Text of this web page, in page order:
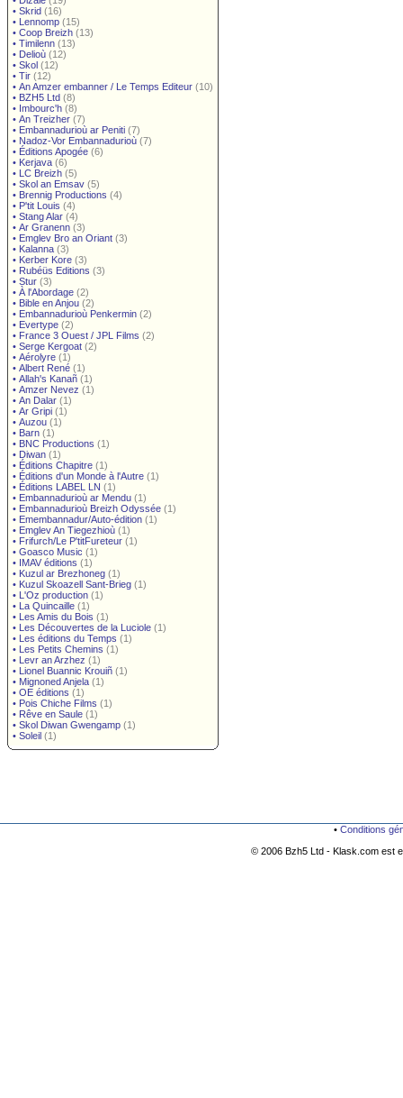
• Skrid (16)
• Lennomp (15)
• Coop Breizh (13)
• Timilenn (13)
• Delioù (12)
• Skol (12)
• Tir (12)
• An Amzer embanner / Le Temps Editeur (10)
• BZH5 Ltd (8)
• Imbourc'h (8)
• An Treizher (7)
• Embannadurioù ar Peniti (7)
• Nadoz-Vor Embannadurioù (7)
• Éditions Apogée (6)
• Kerjava (6)
• LC Breizh (5)
• Skol an Emsav (5)
• Brennig Productions (4)
• P'tit Louis (4)
• Stang Alar (4)
• Ar Granenn (3)
• Emglev Bro an Oriant (3)
• Kalanna (3)
• Kerber Kore (3)
• Rubéüs Editions (3)
• Stur (3)
• À l'Abordage (2)
• Bible en Anjou (2)
• Embannadurioù Penkermin (2)
• Evertype (2)
• France 3 Ouest / JPL Films (2)
• Serge Kergoat (2)
• Aérolyre (1)
• Albert René (1)
• Allah's Kanañ (1)
• Amzer Nevez (1)
• An Dalar (1)
• Ar Gripi (1)
• Auzou (1)
• Barn (1)
• BNC Productions (1)
• Diwan (1)
• Éditions Chapitre (1)
• Éditions d'un Monde à l'Autre (1)
• Éditions LABEL LN (1)
• Embannadurioù ar Mendu (1)
• Embannadurioù Breizh Odyssée (1)
• Emembannadur/Auto-édition (1)
• Emglev An Tiegezhioù (1)
• Frifurch/Le P'titFureteur (1)
• Goasco Music (1)
• IMAV éditions (1)
• Kuzul ar Brezhoneg (1)
• Kuzul Skoazell Sant-Brieg (1)
• L'Oz production (1)
• La Quincaille (1)
• Les Amis du Bois (1)
• Les Découvertes de la Luciole (1)
• Les éditions du Temps (1)
• Les Petits Chemins (1)
• Levr an Arzhez (1)
• Lionel Buannic Krouiñ (1)
• Mignoned Anjela (1)
• OE éditions (1)
• Pois Chiche Films (1)
• Rêve en Saule (1)
• Skol Diwan Gwengamp (1)
• Soleil (1)
• Conditions
© 2006 Bzh5 Ltd - Klask.com est